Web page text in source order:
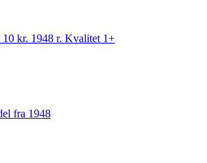
10 kr. 1948 r. Kvalitet 1+
fra 1948